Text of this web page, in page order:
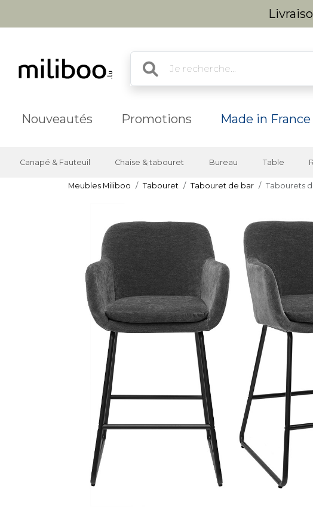
Nouveautés Promotions Made in France
Canapé & Fauteuil Chaise & tabouret Bureau Table
Meubles Miliboo Tabouret Tabouret de bar Tabourets